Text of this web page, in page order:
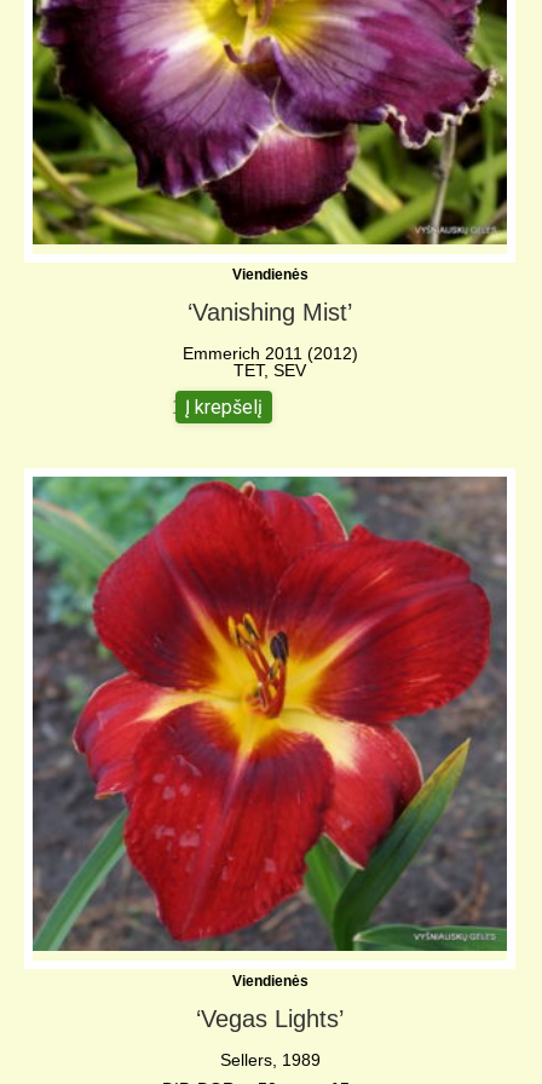
Viendienės
‘Vanishing Mist’
Emmerich 2011 (2012)
TET, SEV
16,00€
Į krepšelį
Viendienės
‘Vegas Lights’
Sellers, 1989